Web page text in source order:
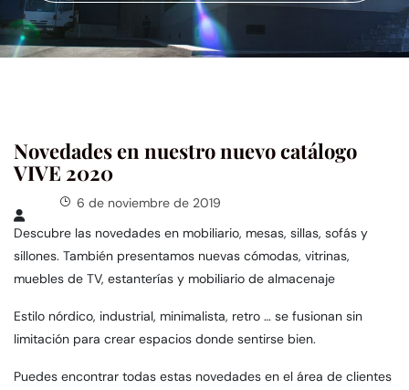
Novedades en nuestro nuevo catálogo
VIVE 2020
6 de noviembre de 2019
Descubre las novedades en mobiliario, mesas, sillas, sofás y
sillones. También presentamos nuevas cómodas, vitrinas,
muebles de TV, estanterías y mobiliario de almacenaje
Estilo nórdico, industrial, minimalista, retro … se fusionan sin
limitación para crear espacios donde sentirse bien.
Puedes encontrar todas estas novedades en el área de clientes